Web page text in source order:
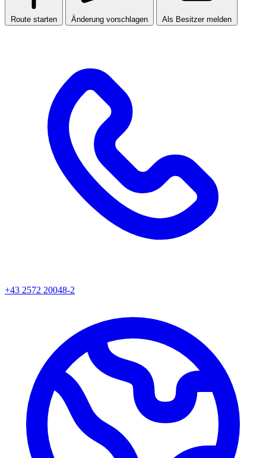
Route starten Änderung vorschlagen Als Besitzer melden
+43 2572 20048-2